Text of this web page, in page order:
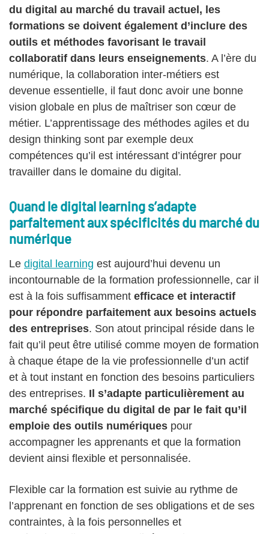
du digital au marché du travail actuel, les
formations se doivent également d’inclure des
outils et méthodes favorisant le travail
collaboratif dans leurs enseignements. A l’ère du
numérique, la collaboration inter-métiers est
devenue essentielle, il faut donc avoir une bonne
vision globale en plus de maîtriser son cœur de
métier. L’apprentissage des méthodes agiles et du
design thinking sont par exemple deux
compétences qu’il est intéressant d’intégrer pour
travailler dans le domaine du digital.
Quand le digital learning s’adapte
parfaitement aux spécificités du marché du
numérique
Le digital learning est aujourd’hui devenu un
incontournable de la formation professionnelle, car il
est à la fois suffisamment efficace et interactif
pour répondre parfaitement aux besoins actuels
des entreprises. Son atout principal réside dans le
fait qu’il peut être utilisé comme moyen de formation
à chaque étape de la vie professionnelle d’un actif
et à tout instant en fonction des besoins particuliers
des entreprises. Il s’adapte particulièrement au
marché spécifique du digital de par le fait qu’il
emploie des outils numériques pour
accompagner les apprenants et que la formation
devient ainsi flexible et personnalisée.
Flexible car la formation est suivie au rythme de
l’apprenant en fonction de ses obligations et de ses
contraintes, à la fois personnelles et